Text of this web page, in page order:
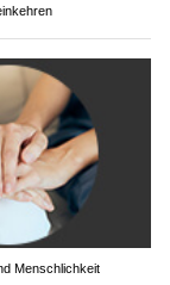
Menschlichkeit